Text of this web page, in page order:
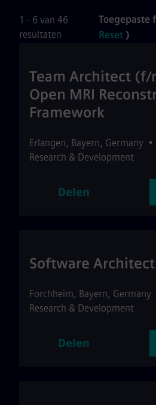
1 - 6 van 46
resultaten
Toegepaste
Reset )
Team Architect
Open MRI
Framework
Erlangen, Bayern, Germany •
Research & Development
Delen
Software
Forchheim, Bayern, Germany
Research & Development
Delen